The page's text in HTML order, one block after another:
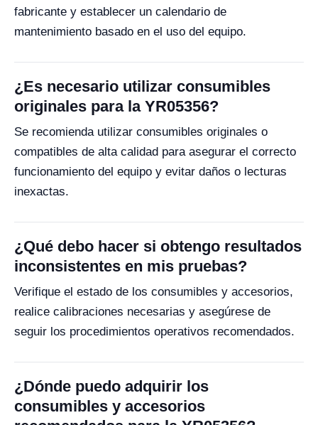
fabricante y establecer un calendario de
mantenimiento basado en el uso del equipo.
¿Es necesario utilizar consumibles
originales para la YR05356?
Se recomienda utilizar consumibles originales o
compatibles de alta calidad para asegurar el correcto
funcionamiento del equipo y evitar daños o lecturas
inexactas.
¿Qué debo hacer si obtengo resultados
inconsistentes en mis pruebas?
Verifique el estado de los consumibles y accesorios,
realice calibraciones necesarias y asegúrese de
seguir los procedimientos operativos recomendados.
¿Dónde puedo adquirir los
consumibles y accesorios